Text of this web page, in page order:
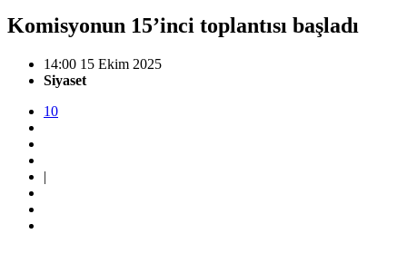
Komisyonun 15’inci toplantısı başladı
14:00 15 Ekim 2025
Siyaset
10
|